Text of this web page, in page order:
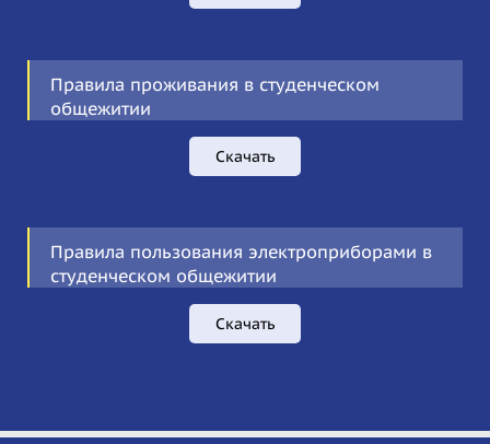
Правила проживания в студенческом
общежитии
Скачать
Правила пользования электроприборами в
студенческом общежитии
Скачать